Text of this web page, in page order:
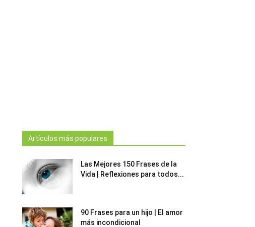
Artículos más populares
Las Mejores 150 Frases de la
Vida | Reflexiones para todos...
90 Frases para un hijo | El amor
más incondicional